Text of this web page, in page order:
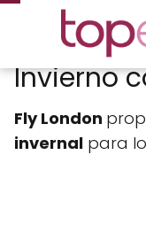
Invierno
Fly London
invernal para